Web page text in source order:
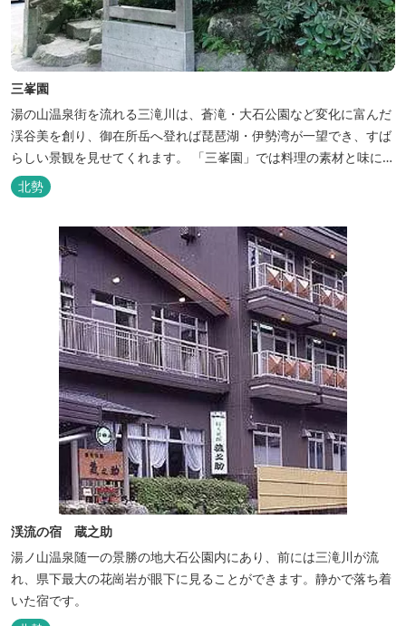
三峯園
湯の山温泉街を流れる三滝川は、蒼滝・大石公園など変化に富んだ
渓谷美を創り、御在所岳へ登れば琵琶湖・伊勢湾が一望でき、すば
らしい景観を見せてくれます。 「三峯園」では料理の素材と味にも
こだわり、お客様に四季の織り成す景観と、いい湯、いい味、めぐ
りあいをお届けいたします。
北勢
渓流の宿 蔵之助
湯ノ山温泉随一の景勝の地大石公園内にあり、前には三滝川が流
れ、県下最大の花崗岩が眼下に見ることができます。静かで落ち着
いた宿です。